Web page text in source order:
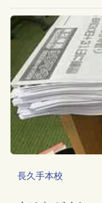
長久手本校